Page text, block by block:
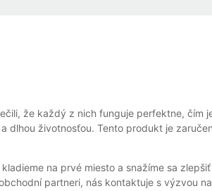
že každý z nich funguje perfektne,
životnosťou. Tento produkt je
na prvé miesto a snažíme sa
partneri, nás kontaktuje s výzvou